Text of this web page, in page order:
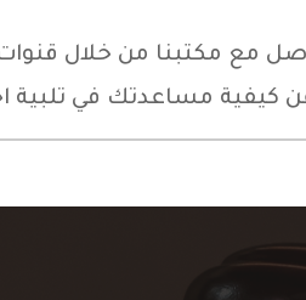
مع مكتبنا من خلال
كيفية مساعدتك في تلبية